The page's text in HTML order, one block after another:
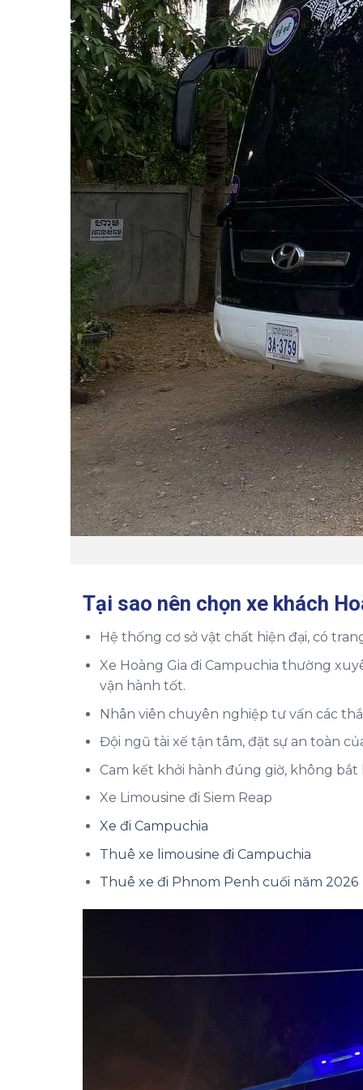
Tại sao nên chọn xe khách
Hệ thống cơ sở vật chất hiện đại, có
Xe Hoàng Gia đi Campuchia thường
vận hành tốt.
Nhân viên chuyên nghiệp tư vấn các
Đội ngũ tài xế tận tâm, đặt sự an toàn
Cam kết khởi hành đúng giờ, không
Xe Limousine đi Siem Reap
Xe đi Campuchia
Thuê xe limousine đi Campuchia
Thuê xe đi Phnom Penh cuối năm 2026